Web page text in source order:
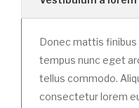
Donec mattis
tempus nunc eget
tellus commodo.
consectetur lorem